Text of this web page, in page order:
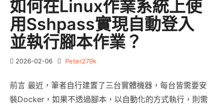
如何在Linux作業系統上使
用sshpass實現自動登入
並執行腳本作業？
2026-02-06 Peter279k
前言 最近，筆者自行建置了三台實體機器，每台皆需要安
裝Docker，如果不透過腳本，以自動化的方式執行，則需